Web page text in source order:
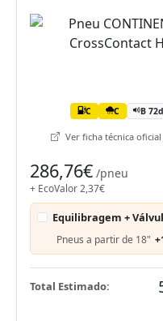
C C B
Ver ficha técnica oficial
286,76€ /pneu
+ EcoValor 2,37€
Equilibragem +
Pneus a partir de 18"
Total Estimado: